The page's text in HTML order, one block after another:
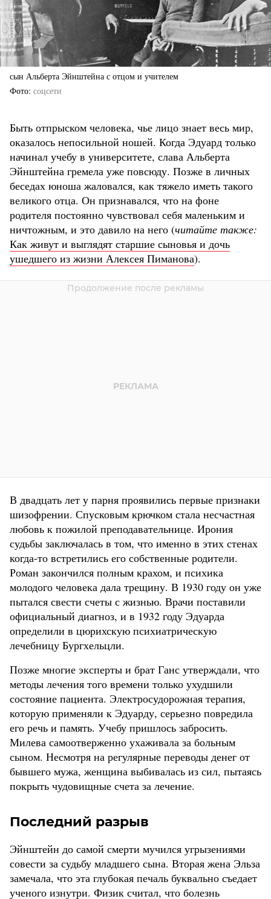
сын Альберта Эйнштейна с отцом и учителем
Фото соцсети
Быть отпрыском человека, чье лицо знает весь мир,
оказалось непосильной ношей. Когда Эдуард только
начинал учебу в университете, слава Альберта
Эйнштейна гремела уже повсюду. Позже в личных
беседах юноша жаловался, как тяжело иметь такого
великого отца. Он признавался, что на фоне
родителя постоянно чувствовал себя маленьким и
ничтожным, и это давило на него (читайте также:
Как живут и выглядят старшие сыновья и дочь
ушедшего из жизни Алексея Пиманова).
В двадцать лет у парня проявились первые признаки
шизофрении. Спусковым крючком стала несчастная
любовь к пожилой преподавательнице. Ирония
судьбы заключалась в том, что именно в этих стенах
когда-то встретились его собственные родители.
Роман закончился полным крахом, и психика
молодого человека дала трещину. В 1930 году он уже
пытался свести счеты с жизнью. Врачи поставили
официальный диагноз, и в 1932 году Эдуарда
определили в цюрихскую психиатрическую
лечебницу Бургхельцли.
Позже многие эксперты и брат Ганс утверждали, что
методы лечения того времени только ухудшили
состояние пациента. Электросудорожная терапия,
которую применяли к Эдуарду, серьезно повредила
его речь и память. Учебу пришлось забросить.
Милева самоотверженно ухаживала за больным
сыном. Несмотря на регулярные переводы денег от
бывшего мужа, женщина выбивалась из сил, пытаясь
покрыть чудовищные счета за лечение.
Последний разрыв
Эйнштейн до самой смерти мучился угрызениями
совести за судьбу младшего сына. Вторая жена Эльза
замечала, что эта глубокая печаль буквально съедает
ученого изнутри. Физик считал, что болезнь